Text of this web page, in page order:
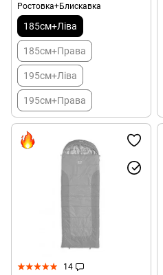
Ростовка+Блискавка
185см+Ліва
185см+Права
195см+Ліва
195см+Права
14